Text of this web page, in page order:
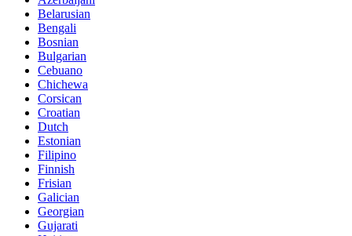
Belarusian
Bengali
Bosnian
Bulgarian
Cebuano
Chichewa
Corsican
Croatian
Dutch
Estonian
Filipino
Finnish
Frisian
Galician
Georgian
Gujarati